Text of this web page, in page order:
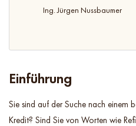
Ing. Jürgen Nussbaumer
Einführung
Sie sind auf der Suche nach einem
Kredit? Sind Sie von Worten wie